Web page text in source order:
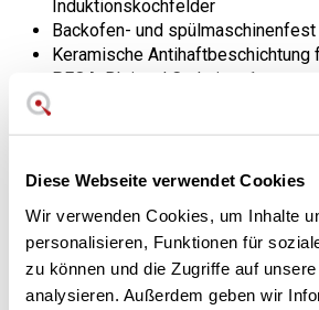
Diese Webseite verwendet Cookies
Wir verwenden Cookies, um Inhalte
personalisieren, Funktionen für
zu können und die Zugriffe auf
analysieren. Außerdem geben wir
Induktionskochfelder
Backofen- und spülmaschinenfest
Keramische Antihaftbeschichtung
PFOA, Blei und Cadmium 1
Speziell für Saucen,
und eingekochte
Dieser Kochtopf aus der Premiere-
bietetprofessionelle Kochqualität
PFOA-freie keramische